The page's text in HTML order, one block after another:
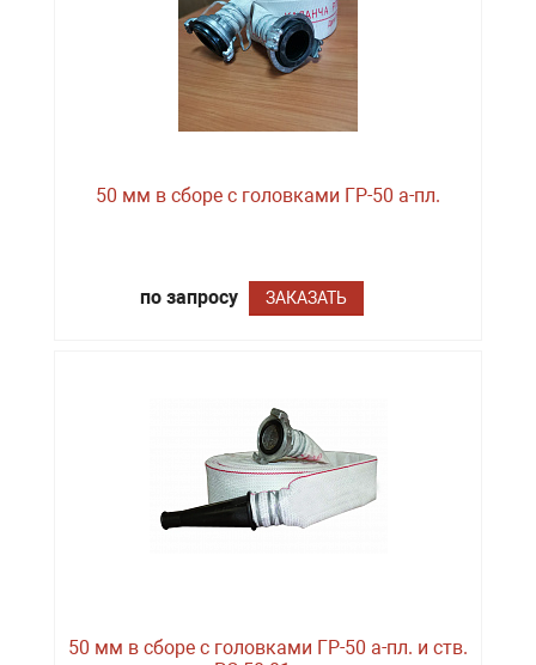
50 мм в сборе с головками ГР-50 а-пл.
по запросу ЗАКАЗАТЬ
50 мм в сборе с головками ГР-50 а-пл. и ств.